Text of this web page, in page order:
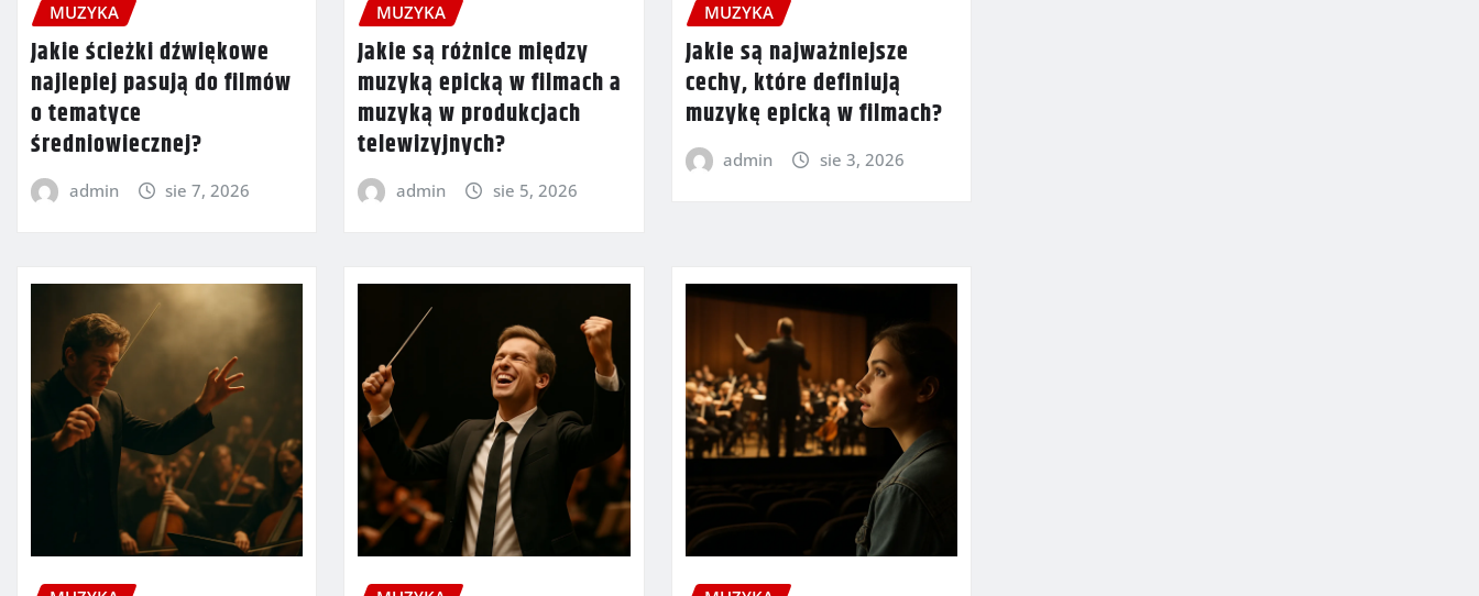
MUZYKA
Jakie ścieżki dźwiękowe
najlepiej pasują do filmów
o tematyce
średniowiecznej?
admin sie 7, 2026
MUZYKA
Jakie są różnice między
muzyką epicką w filmach a
muzyką w produkcjach
telewizyjnych?
admin sie 5, 2026
MUZYKA
Jakie są najważniejsze
cechy, które definiują
muzykę epicką w filmach?
admin sie 3, 2026